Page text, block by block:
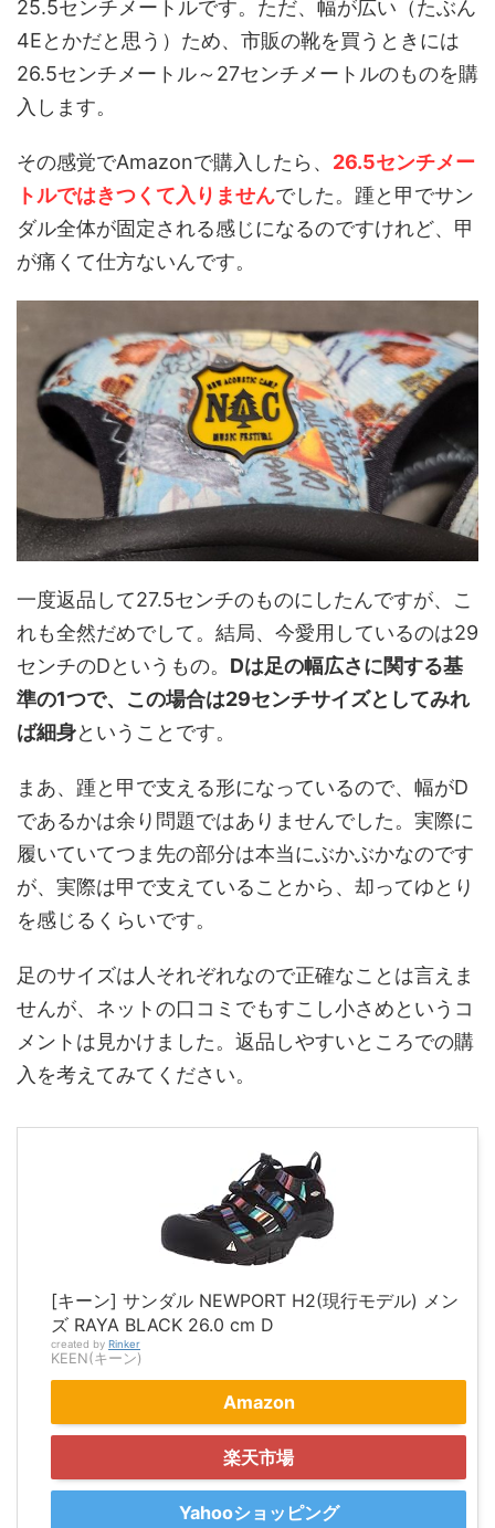
25.5センチメートルです。ただ、幅が広い（たぶん
4Eとかだと思う）ため、市販の靴を買うときには
26.5センチメートル～27センチメートルのものを購
入します。
その感覚でAmazonで購入したら、 26.5センチメー
トルではきつくて入りませんでした。踵と甲でサン
ダル全体が固定される感じになるのですけれど、甲
が痛くて仕方ないんです。
一度返品して27.5センチのものにしたんですが、こ
れも全然だめでして。結局、今愛用しているのは29
センチのDというもの。 Dは足の幅広さに関する基
準の1つで、この場合は29センチサイズとしてみれ
ば細身ということです。
まあ、踵と甲で支える形になっているので、幅がD
であるかは余り問題ではありませんでした。実際に
履いていてつま先の部分は本当にぶかぶかなのです
が、実際は甲で支えていることから、却ってゆとり
を感じるくらいです。
足のサイズは人それぞれなので正確なことは言えま
せんが、ネットの口コミでもすこし小さめというコ
メントは見かけました。返品しやすいところでの購
入を考えてみてください。
[キーン] サンダル NEWPORT H2(現行モデル) メン
ズ RAYA BLACK 26.0 cm D
created by Rinker
KEEN(キーン)
Amazon
楽天市場
Yahooショッピング